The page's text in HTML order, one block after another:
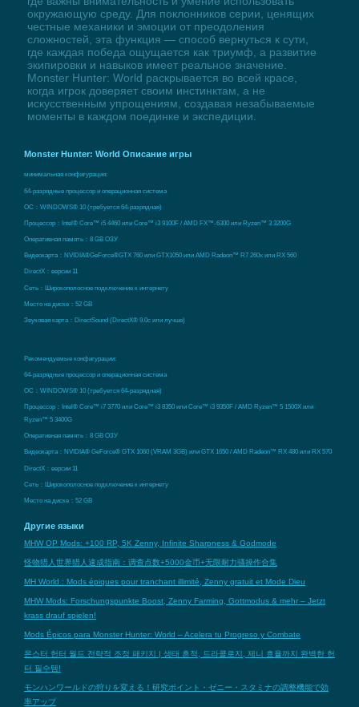
окружающую среду. Для поклонников серии, ценящих
честные механики и эмоции от преодоления
сложностей, эта функция — способ вернуться к сути,
где каждая победа ощущается как триумф, а развитие
экипировки и навыков имеет реальное значение.
Monster Hunter: World раскрывается во всей красе,
когда игрок доверяет своим инстинктам, а не
искусственным упрощениям, создавая незабываемые
моменты в каждом поединке и экспедиции.
Monster Hunter: World Описание игры
минимальная конфигурация:
64-разрядные процессор и операционная система
ОС：WINDOWS® 10 (требуется 64-разрядная)
Процессор：Intel® Core™ i5 4460 или Core™ i3 9100F / AMD FX™-6300 или Ryzen™ 3 3200G
Оперативная память：8 GB ОЗУ
Видеокарта：NVIDIA®GeForce®GTX 760 или GTX1050 или AMD Radeon™ R7 260x или RX 560
DirectX：версии 11
Сеть：Широкополосное подключение к интернету
Место на диске：52 GB
Звуковая карта：DirectSound (DirectX® 9.0c или лучше)
Рекомендуемые конфигурации:
64-разрядные процессор и операционная система
ОС：WINDOWS® 10 (требуется 64-разрядная)
Процессор：Intel® Core™ i7 3770 или Core™ i3 8350 или Core™ i3 9350F / AMD Ryzen™ 5 1500X или
Ryzen™ 5 3400G
Оперативная память：8 GB ОЗУ
Видеокарта：NVIDIA® GeForce® GTX 1060 (VRAM 3GB) или GTX 1650 / AMD Radeon™ RX 480 или RX 570
DirectX：версии 11
Сеть：Широкополосное подключение к интернету
Место на диске：52 GB
Другие языки
MHW OP Mods: +100 RP, 5K Zenny, Infinite Sharpness & Godmode
怪物猎人世界猎人速成指南：调查点数+5000金币+无限耐力骚操作合集
MH World : Mods épiques pour tranchant illimité, Zenny gratuit et Mode Dieu
MHW Mods: Forschungspunkte Boost, Zenny Farming, Gottmodus & mehr – Jetzt
krass drauf spielen!
Mods Épicos para Monster Hunter: World – Acelera tu Progreso y Combate
몬스터 헌터 월드 전략적 조정 패키지 | 생태 흔적, 드라콜로지, 제니 효율까지 완벽한 헌
터 필수템!
モンハンワールドの狩りを変える！研究ポイント・ゼニー・スタミナの調整機能で効
率アップ